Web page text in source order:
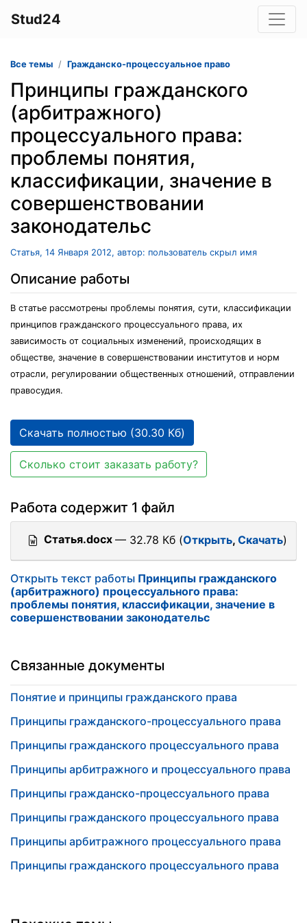
Stud24
Все темы Гражданско-процессуальное право
Принципы гражданского
(арбитражного)
процессуального права:
проблемы понятия,
классификации, значение в
совершенствовании
законодательс
Статья, 14 Января 2012, автор: пользователь скрыл имя
Описание работы
В статье рассмотрены проблемы понятия, сути, классификации
принципов гражданского процессуального права, их
зависимость от социальных изменений, происходящих в
обществе, значение в совершенствовании институтов и норм
отрасли, регулировании общественных отношений, отправлении
правосудия.
Скачать полностью (30.30 Кб)
Сколько стоит заказать работу?
Работа содержит 1 файл
Статья.docx — 32.78 Кб (Открыть, Скачать)
Открыть текст работы Принципы гражданского
(арбитражного) процессуального права:
проблемы понятия, классификации, значение в
совершенствовании законодательс
Связанные документы
Понятие и принципы гражданского права
Принципы гражданского-процессуального права
Принципы гражданского процессуального права
Принципы арбитражного и процессуального права
Принципы гражданско-процессуального права
Принципы гражданского процессуального права
Принципы арбитражного процессуального права
Принципы гражданского процессуального права